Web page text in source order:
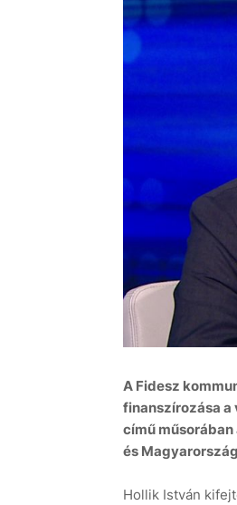
A Fidesz
finanszírozása a
című
és
Hollik István